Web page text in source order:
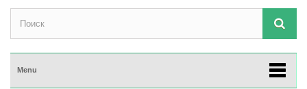
Menu